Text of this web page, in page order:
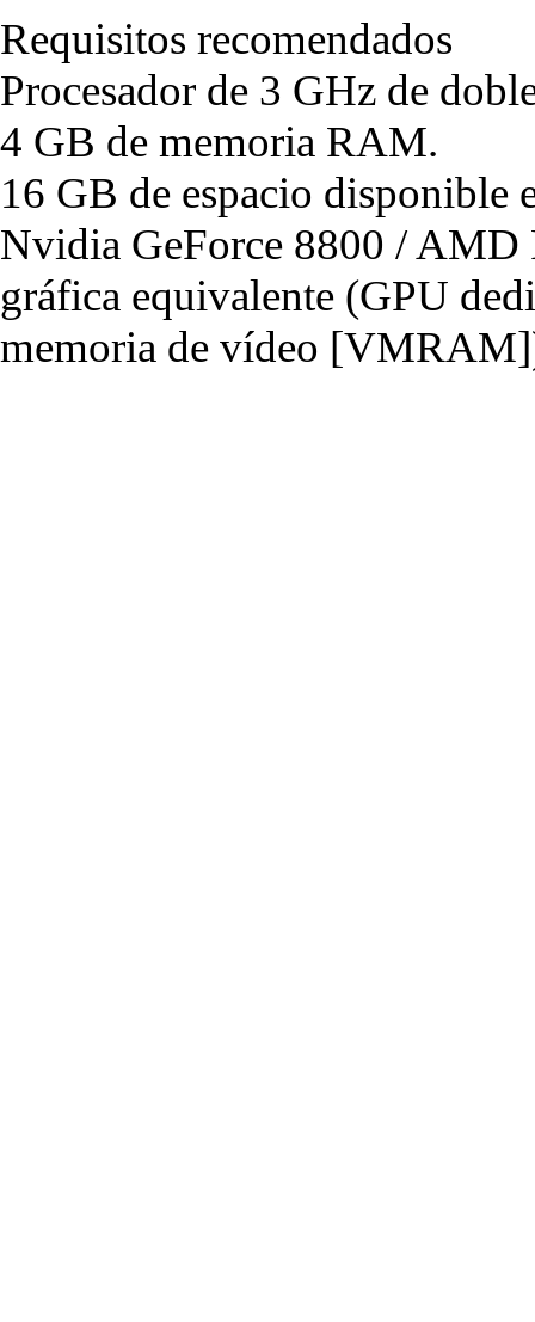
Requisitos recomendados
Procesador de 3 GHz de
4 GB de memoria RAM.
16 GB de espacio disponible
Nvidia GeForce 8800 / AMD
gráfica equivalente (GPU
memoria de vídeo